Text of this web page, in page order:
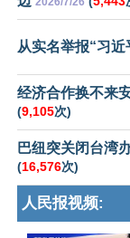
从实名举报“习
经济合作换不来
(9,105次)
巴纽突关闭台湾
(16,576次)
人民报视频: